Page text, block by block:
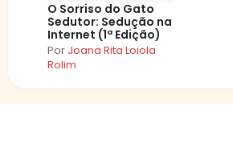
O Sorriso do Gato
Sedutor: Sedução na
Internet (1ª Edição)
Por Joana Rita Loiola
Rolim